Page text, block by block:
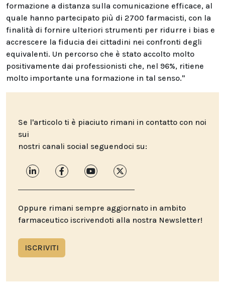
formazione a distanza sulla comunicazione efficace, al
quale hanno partecipato più di 2700 farmacisti, con la
finalità di fornire ulteriori strumenti per ridurre i bias e
accrescere la fiducia dei cittadini nei confronti degli
equivalenti. Un percorso che è stato accolto molto
positivamente dai professionisti che, nel 96%, ritiene
molto importante una formazione in tal senso."
Se l'articolo ti è piaciuto rimani in contatto con noi
sui
nostri canali social seguendoci su:
Oppure rimani sempre aggiornato in ambito
farmaceutico iscrivendoti alla nostra Newsletter!
ISCRIVITI